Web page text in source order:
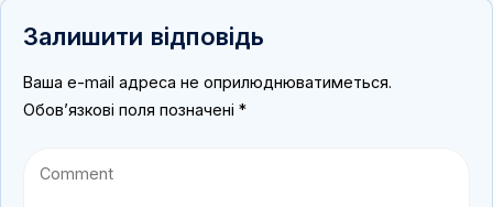
Залишити відповідь
Ваша e-mail адреса не оприлюднюватиметься.
Обов’язкові поля позначені *